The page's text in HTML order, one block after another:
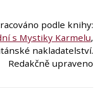
podle knihy:
s Mystiky Karmelu,
nakladatelství.
Redakčně upraveno